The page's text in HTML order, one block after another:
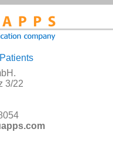
Patients
3/22